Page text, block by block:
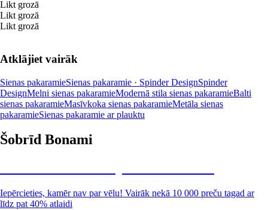
Likt grozā
Likt grozā
Likt grozā
Atklājiet vairāk
Sienas pakaramieSienas pakaramie · Spinder DesignSpinder
DesignMelni sienas pakaramieModernā stila sienas pakaramieBalti
sienas pakaramieMasīvkoka sienas pakaramieMetāla sienas
pakaramieSienas pakaramie ar plauktu
Šobrīd Bonami
Iepērcieties, kamēr nav par vēlu! Vairāk nekā 10 000 preču tagad ar
līdz pat 40% atlaidi